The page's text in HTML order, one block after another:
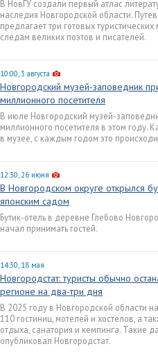
В НовГУ создали первый атлас
наследия Новгородской области.
предлагает три готовых
следам великих поэтов и писателей.
10:00, 3 августа
Новгородский музей-заповедник
миллионного посетителя
В июле Новгородский музей-
миллионного посетителя в этом году.
в музее, с каждым годом это
12:30, 26 июня
В Новгородском округе открылся
японским садом
Бутик-отель в деревне Глебово
начал принимать гостей.
14:30, 18 мая
Новгородстат: туристы обычно
регионе на два-три дня
В 2025 году в Новгородской области
110 гостиниц, мотелей и хостелов, а
отдыха, санатория и кемпинга. Такие
опубликовал Новгородстат.